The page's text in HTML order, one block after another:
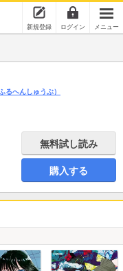
新規登録 ログイン メニュー
るへんしゅうぶ）
無料試し読み
購入する